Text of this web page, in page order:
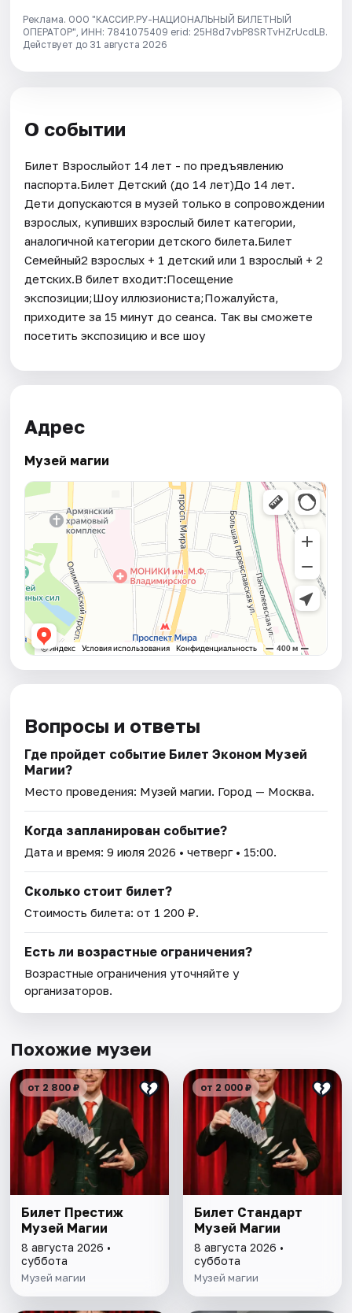
Реклама. ООО "КАССИР.РУ-НАЦИОНАЛЬНЫЙ БИЛЕТНЫЙ
ОПЕРАТОР", ИНН: 7841075409 erid: 25H8d7vbP8SRTvHZrUcdLB.
Действует до 31 августа 2026
О событии
Билет Взрослыйот 14 лет - по предъявлению
паспорта.Билет Детский (до 14 лет)До 14 лет.
Дети допускаются в музей только в сопровождении
взрослых, купивших взрослый билет категории,
аналогичной категории детского билета.Билет
Семейный2 взрослых + 1 детский или 1 взрослый + 2
детских.В билет входит:Посещение
экспозиции;Шоу иллюзиониста;Пожалуйста,
приходите за 15 минут до сеанса. Так вы сможете
посетить экспозицию и все шоу
Адрес
Музей магии
Вопросы и ответы
Где пройдет событие Билет Эконом Музей
Магии?
Место проведения: Музей магии. Город — Москва.
Когда запланирован событие?
Дата и время:9 июля 2026 • четверг • 15:00.
Сколько стоит билет?
Стоимость билета: от 1 200 ₽.
Есть ли возрастные ограничения?
Возрастные ограничения уточняйте у
организаторов.
Похожие музеи
от 2 800 ₽
Билет Престиж
Музей Магии
8 августа 2026 •
суббота
Музей магии
от 2 000 ₽
Билет Стандарт
Музей Магии
8 августа 2026 •
суббота
Музей магии